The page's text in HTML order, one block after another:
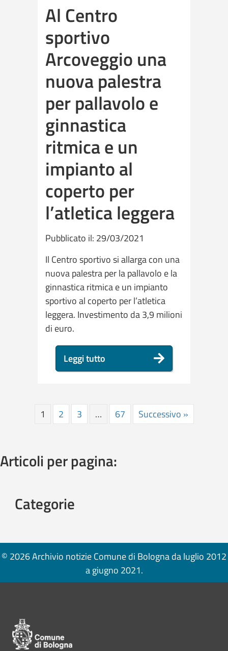
Al Centro
sportivo
Arcoveggio una
nuova palestra
per pallavolo e
ginnastica
ritmica e un
impianto al
coperto per
l’atletica leggera
Pubblicato il: 29/03/2021
Il Centro sportivo si allarga con una
nuova palestra per la pallavolo e la
ginnastica ritmica e un impianto
sportivo al coperto per l’atletica
leggera. Investimento da 3,9 milioni
di euro.
Leggi tutto
1 2 3 … 67 Successivo »
Articoli per pagina:
Categorie
© 2026 Archivio notizie Comune di Bologna da luglio 2012
a giugno 2021.